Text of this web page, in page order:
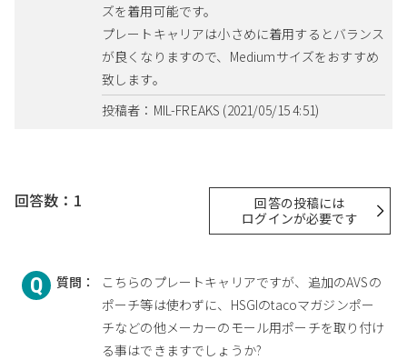
ズを着用可能です。
プレートキャリアは小さめに着用するとバランス
が良くなりますので、Mediumサイズをおすすめ
致します。
投稿者：MIL-FREAKS (2021/05/15 4:51)
回答数：1
回答の投稿には
ログインが必要です
質問：
こちらのプレートキャリアですが、追加のAVSの
ポーチ等は使わずに、HSGIのtacoマガジンポー
チなどの他メーカーのモール用ポーチを取り付け
る事はできますでしょうか?